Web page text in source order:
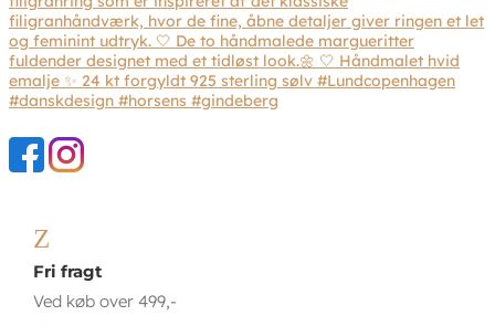
Z
Fri fragt
Ved køb over 499,-